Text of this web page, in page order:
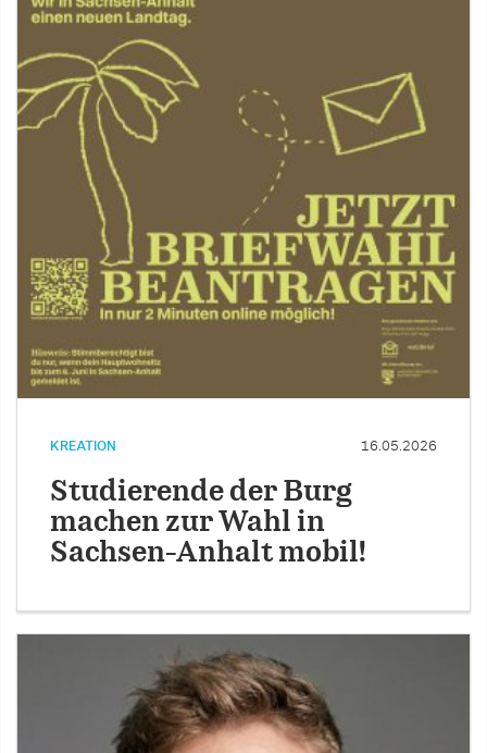
KREATION 16.05.2026
Studierende der Burg
machen zur Wahl in
Sachsen-Anhalt mobil!